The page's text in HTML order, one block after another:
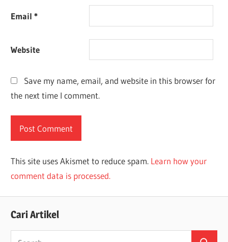
Email*
Website
Save my name, email, and website in this browser for
the next time I comment.
This site uses Akismet to reduce spam. Learn how your
comment data is processed.
Cari Artikel